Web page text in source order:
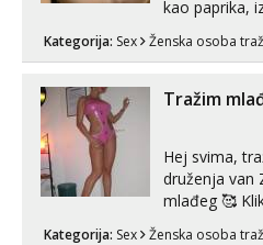
kao paprika,
puta dnevno
link ispod i
Kategorija: Sex Ženska osoba
Tražim
Hej svima,
druženja van
mlađeg 🥰 Klikni na link ispod i nadji me
Kategorija: Sex Ženska osoba